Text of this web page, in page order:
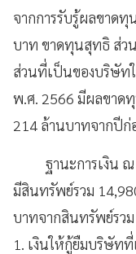
จากการรับรู้ผลขาดทุ
บาท ขาดทุนสุทธิ ส่
ส่วนที่เป็นของบริษัท
พ.ศ. 2566 มีผลขาด
214 ล้านบาทจากปีก่
ฐานะการเงิน ณ
มีสินทรัพย์รวม
บาทจากสินทรัพย์ร
1. เงินให้กู้ยืมบริษัท